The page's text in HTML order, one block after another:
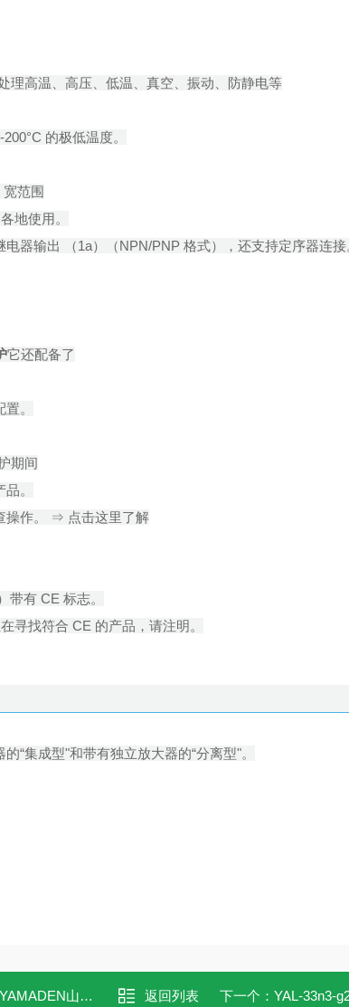
理高温、高压、低温、真空、振动、防静电等
的极低温度。
宽范围
地使用。
器输出 （1a）（NPN/PNP 格式），还支持定序器连接
它还配备了
。
期间
。
操作。 ⇒ 点击这里了解
带有 CE 标志。
寻找符合 CE 的产品，请注明。
“集成型"和带有独立放大器的“分离型"。
容式液位开关YAL-13 返回列表 下一个： YAL-33n3-g2124rb1-